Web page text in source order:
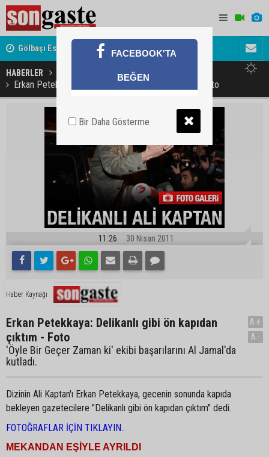
Gölbaşı Esnafının Sesi Ankara Kalkınma Ajansı'nda Avukat
akını
HABERLER
Erkan Petekkaya: Delikanlı gibi ön kapıdan çıktım - Foto
11:26 30 Nisan 2011
Haber Kaynağı
Erkan Petekkaya: Delikanlı gibi ön kapıdan
çıktım - Foto
'Öyle Bir Geçer Zaman ki' ekibi başarılarını Al Jamal'da
kutladı.
A+
A-
Dizinin Ali Kaptan'ı Erkan Petekkaya, gecenin sonunda kapıda
bekleyen gazetecilere "Delikanlı gibi ön kapıdan çıktım" dedi.
FOTOĞRAFLAR İÇİN TIKLAYIN..
MEKANDAN EŞİYLE AYRILDI
FACEBOOK'TA
BEĞEN
Bir Daha Gösterme